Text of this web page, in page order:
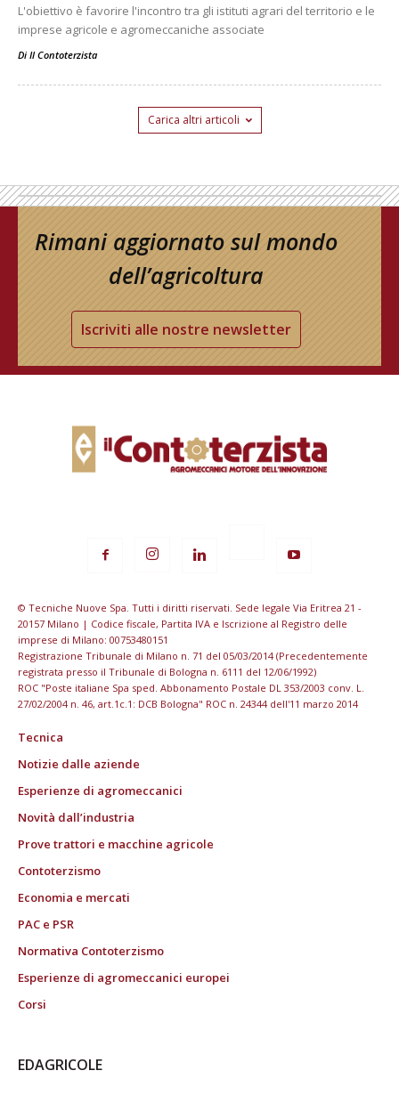
L'obiettivo è favorire l'incontro tra gli istituti agrari del territorio e le
imprese agricole e agromeccaniche associate
Di Il Contoterzista
Carica altri articoli
Rimani aggiornato sul mondo
dell’agricoltura
Iscriviti alle nostre newsletter
© Tecniche Nuove Spa. Tutti i diritti riservati. Sede legale Via Eritrea 21 -
20157 Milano | Codice fiscale, Partita IVA e Iscrizione al Registro delle
imprese di Milano: 00753480151
Registrazione Tribunale di Milano n. 71 del 05/03/2014 (Precedentemente
registrata presso il Tribunale di Bologna n. 6111 del 12/06/1992)
ROC "Poste italiane Spa sped. Abbonamento Postale DL 353/2003 conv. L.
27/02/2004 n. 46, art.1c.1: DCB Bologna" ROC n. 24344 dell'11 marzo 2014
Tecnica
Notizie dalle aziende
Esperienze di agromeccanici
Novità dall’industria
Prove trattori e macchine agricole
Contoterzismo
Economia e mercati
PAC e PSR
Normativa Contoterzismo
Esperienze di agromeccanici europei
Corsi
EDAGRICOLE